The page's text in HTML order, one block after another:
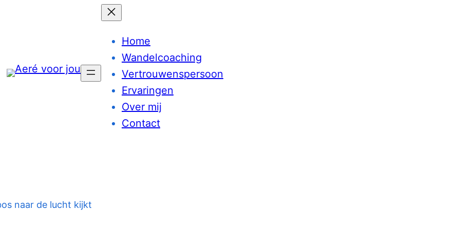
Home
Wandelcoaching
Vertrouwenspersoon
Ervaringen
Over mij
Contact